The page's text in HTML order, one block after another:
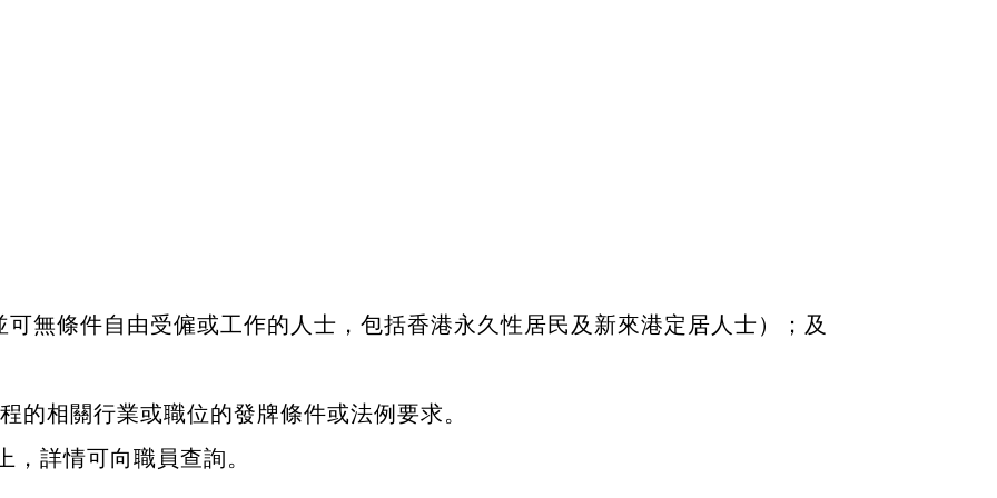
無條件自由受僱或工作的人士，包括香港永久性居民及新來港定居人士）；及
相關行業或職位的發牌條件或法例要求。
詳情可向職員查詢。